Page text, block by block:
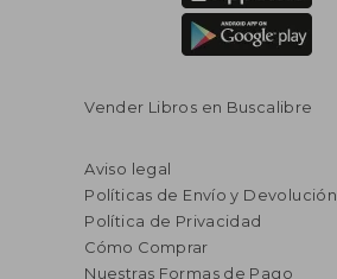
Vender Libros en Buscalibre
Aviso legal
Políticas de Envío y Devolución
Política de Privacidad
Cómo Comprar
Nuestras Formas de Pago